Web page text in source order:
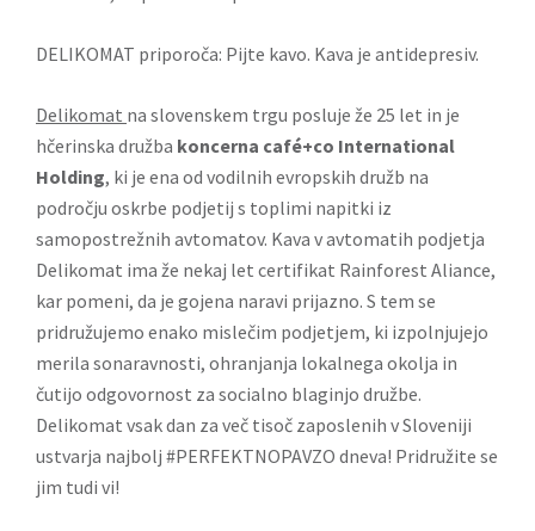
DELIKOMAT priporoča: Pijte kavo. Kava je antidepresiv.
Delikomat na slovenskem trgu posluje že 25 let in je
hčerinska družba koncerna café+co International
Holding, ki je ena od vodilnih evropskih družb na
področju oskrbe podjetij s toplimi napitki iz
samopostrežnih avtomatov. Kava v avtomatih podjetja
Delikomat ima že nekaj let certifikat Rainforest Aliance,
kar pomeni, da je gojena naravi prijazno. S tem se
pridružujemo enako mislečim podjetjem, ki izpolnjujejo
merila sonaravnosti, ohranjanja lokalnega okolja in
čutijo odgovornost za socialno blaginjo družbe.
Delikomat vsak dan za več tisoč zaposlenih v Sloveniji
ustvarja najbolj #PERFEKTNOPAVZO dneva! Pridružite se
jim tudi vi!